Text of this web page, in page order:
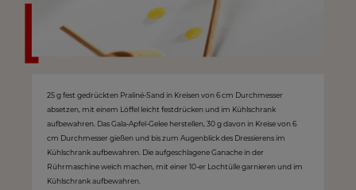
25 g fest gedrückten Praliné-Sand in Kreisen von 6 cm Durchmesser
absetzen, mit einem Löffel leicht festdrücken und im Kühlschrank
aufbewahren. Das Gala-Apfel-Gelee herstellen, 30 g davon in Kreise von 6
cm Durchmesser gießen und bis zum Augenblick des Dressierens im
Kühlschrank aufbewahren. Die aufgeschlagene Ganache in der
Rührmaschine weich machen, mit einer 10-er Lochtülle garnieren und im
Kühlschrank aufbewahren.